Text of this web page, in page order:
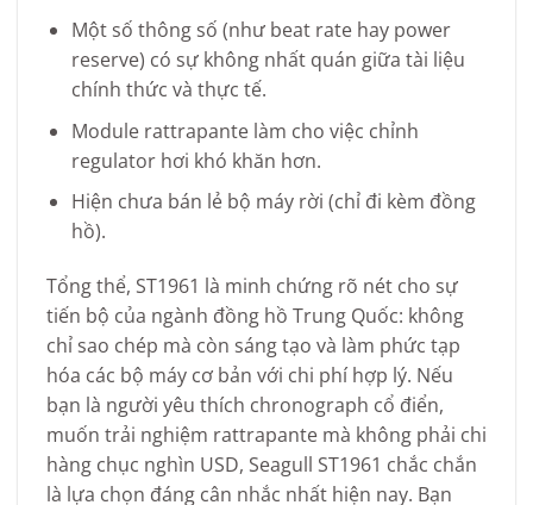
Một số thông số (như beat rate hay power
reserve) có sự không nhất quán giữa tài liệu
chính thức và thực tế.
Module rattrapante làm cho việc chỉnh
regulator hơi khó khăn hơn.
Hiện chưa bán lẻ bộ máy rời (chỉ đi kèm đồng
hồ).
Tổng thể, ST1961 là minh chứng rõ nét cho sự
tiến bộ của ngành đồng hồ Trung Quốc: không
chỉ sao chép mà còn sáng tạo và làm phức tạp
hóa các bộ máy cơ bản với chi phí hợp lý. Nếu
bạn là người yêu thích chronograph cổ điển,
muốn trải nghiệm rattrapante mà không phải chi
hàng chục nghìn USD, Seagull ST1961 chắc chắn
là lựa chọn đáng cân nhắc nhất hiện nay. Bạn